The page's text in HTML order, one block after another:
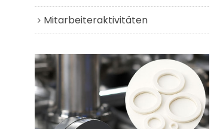
Mitarbeiteraktivitäten